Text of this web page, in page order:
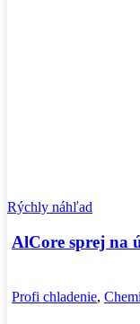
Rýchly náhľad
AlCore sprej na
Profi chladenie,